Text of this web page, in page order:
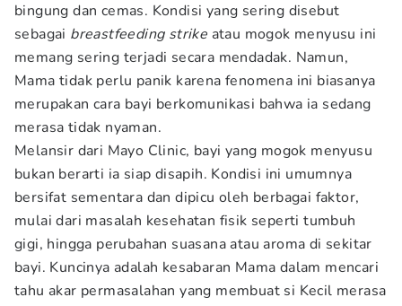
bingung dan cemas. Kondisi yang sering disebut
sebagai breastfeeding strike atau mogok menyusu ini
memang sering terjadi secara mendadak. Namun,
Mama tidak perlu panik karena fenomena ini biasanya
merupakan cara bayi berkomunikasi bahwa ia sedang
merasa tidak nyaman.
Melansir dari Mayo Clinic, bayi yang mogok menyusu
bukan berarti ia siap disapih. Kondisi ini umumnya
bersifat sementara dan dipicu oleh berbagai faktor,
mulai dari masalah kesehatan fisik seperti tumbuh
gigi, hingga perubahan suasana atau aroma di sekitar
bayi. Kuncinya adalah kesabaran Mama dalam mencari
tahu akar permasalahan yang membuat si Kecil merasa